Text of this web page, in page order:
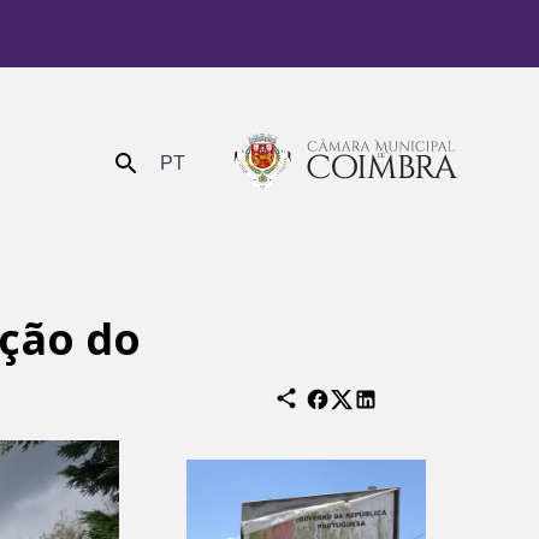
Enviar PT
do